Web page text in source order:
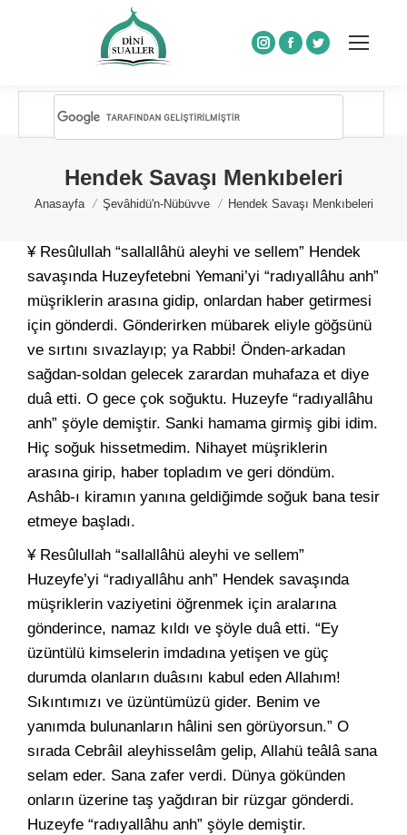
Instagram
Facebook
Twitter
Hendek Savaşı Menkıbeleri
You are here:
Anasayfa Şevâhidü'n-Nübüvve Hendek Savaşı Menkıbeleri
¥ Resûlullah “sallallâhü aleyhi ve sellem” Hendek
savaşında Huzeyfetebni Yemani’yi “radıyallâhu anh”
müşriklerin arasına gidip, onlardan haber getirmesi
için gönderdi. Gönderirken mübarek eliyle göğsünü
ve sırtını sıvazlayıp; ya Rabbi! Önden-arkadan
sağdan-soldan gelecek zarardan muhafaza et diye
duâ etti. O gece çok soğuktu. Huzeyfe “radıyallâhu
anh” şöyle demiştir. Sanki hamama girmiş gibi idim.
Hiç soğuk hissetmedim. Nihayet müşriklerin
arasına girip, haber topladım ve geri döndüm.
Ashâb-ı kiramın yanına geldiğimde soğuk bana tesir
etmeye başladı.
¥ Resûlullah “sallallâhü aleyhi ve sellem”
Huzeyfe’yi “radıyallâhu anh” Hendek savaşında
müşriklerin vaziyetini öğrenmek için aralarına
gönderince, namaz kıldı ve şöyle duâ etti. “Ey
üzüntülü kimselerin imdadına yetişen ve güç
durumda olanların duâsını kabul eden Allahım!
Sıkıntımızı ve üzüntümüzü gider. Benim ve
yanımda bulunanların hâlini sen görüyorsun.” O
sırada Cebrâil aleyhisselâm gelip, Allahü teâlâ sana
selam eder. Sana zafer verdi. Dünya gökünden
onların üzerine taş yağdıran bir rüzgar gönderdi.
Huzeyfe “radıyallâhu anh” şöyle demiştir.